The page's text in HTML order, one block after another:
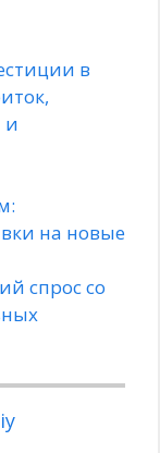
в
и
на новые
спрос со